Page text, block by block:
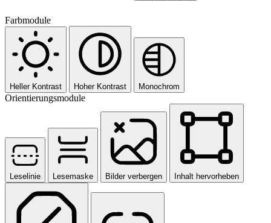
Farbmodule
Heller Kontrast Hoher Kontrast Monochrom
Orientierungsmodule
Leselinie Lesemaske Bilder verbergen Inhalt hervorheben